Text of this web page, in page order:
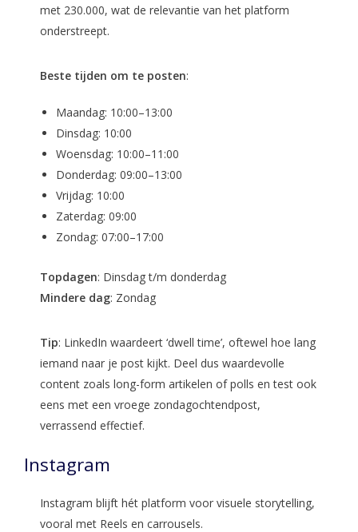
met 230.000, wat de relevantie van het platform
onderstreept.
Beste tijden om te posten:
Maandag: 10:00–13:00
Dinsdag: 10:00
Woensdag: 10:00–11:00
Donderdag: 09:00–13:00
Vrijdag: 10:00
Zaterdag: 09:00
Zondag: 07:00–17:00
Topdagen: Dinsdag t/m donderdag
Mindere dag: Zondag
Tip: LinkedIn waardeert ‘dwell time’, oftewel hoe lang
iemand naar je post kijkt. Deel dus waardevolle
content zoals long-form artikelen of polls en test ook
eens met een vroege zondagochtendpost,
verrassend effectief.
Instagram
Instagram blijft hét platform voor visuele storytelling,
vooral met Reels en carrousels.